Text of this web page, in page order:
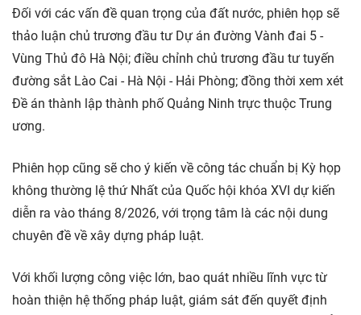
Đối với các vấn đề quan trọng của đất nước, phiên họp sẽ
thảo luận chủ trương đầu tư Dự án đường Vành đai 5 -
Vùng Thủ đô Hà Nội; điều chỉnh chủ trương đầu tư tuyến
đường sắt Lào Cai - Hà Nội - Hải Phòng; đồng thời xem xét
Đề án thành lập thành phố Quảng Ninh trực thuộc Trung
ương.
Phiên họp cũng sẽ cho ý kiến về công tác chuẩn bị Kỳ họp
không thường lệ thứ Nhất của Quốc hội khóa XVI dự kiến
diễn ra vào tháng 8/2026, với trọng tâm là các nội dung
chuyên đề về xây dựng pháp luật.
Với khối lượng công việc lớn, bao quát nhiều lĩnh vực từ
hoàn thiện hệ thống pháp luật, giám sát đến quyết định